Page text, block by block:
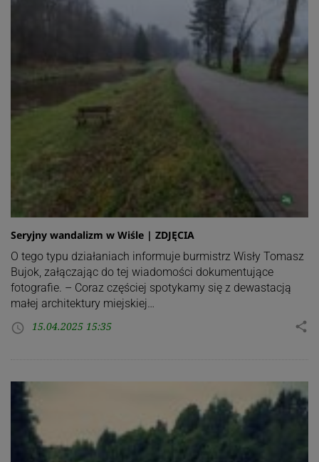
Seryjny wandalizm w Wiśle | ZDJĘCIA
O tego typu działaniach informuje burmistrz Wisły Tomasz
Bujok, załączając do tej wiadomości dokumentujące
fotografie. – Coraz częściej spotykamy się z dewastacją
małej architektury miejskiej…
access_time 15.04.2025 15:35 share